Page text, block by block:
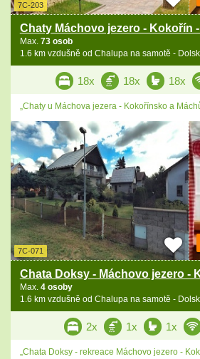
7C-203
Chaty Máchovo jezero - Kokořín
Max. 73 osob
1.6 km vzdušně od Chalupa na samotě -
18x 18x 18x
„Chaty u Máchova jezera - Kokořínsko a
7C-071
Chata Doksy - Máchovo jezero -
Max. 4 osoby
1.6 km vzdušně od Chalupa na samotě -
2x 1x 1x
„Chata Doksy - rekreace Máchovo jezero -